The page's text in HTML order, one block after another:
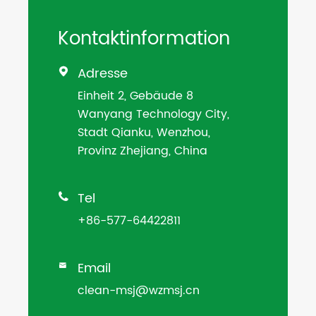
Kontaktinformation
 Adresse
Einheit 2, Gebäude 8
Wanyang Technology City,
Stadt Qianku, Wenzhou,
Provinz Zhejiang, China
 Tel
+86-577-64422811
 Email
clean-msj@wzmsj.cn